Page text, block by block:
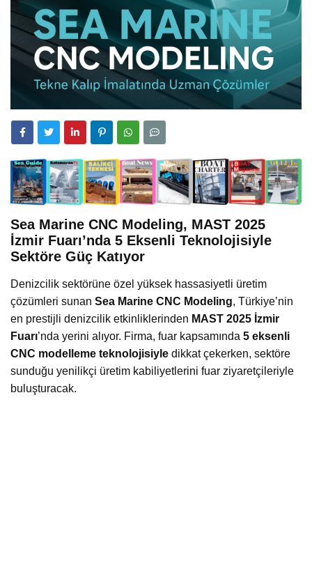
Sea Marine CNC Modeling, MAST 2025
İzmir Fuarı’nda 5 Eksenli Teknolojisiyle
Sektöre Güç Katıyor
Denizcilik sektörüne özel yüksek hassasiyetli üretim
çözümleri sunan Sea Marine CNC Modeling, Türkiye’nin
en prestijli denizcilik etkinliklerinden MAST 2025 İzmir
Fuarı’nda yerini alıyor. Firma, fuar kapsamında 5 eksenli
CNC modelleme teknolojisiyle dikkat çekerken, sektöre
sunduğu yenilikçi üretim kabiliyetlerini fuar ziyaretçileriyle
buluşturacak.